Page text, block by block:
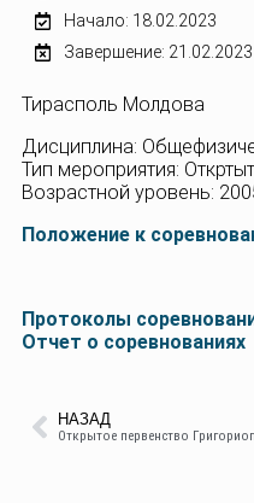
Начало: 18.02.2023
Завершение: 21.02.2023
Тирасполь Молдова
Дисциплина:
Тип мероприятия:
Возрастной уровень:
Положение к
Протоколы
Отчет о соревнованиях
НАЗАД